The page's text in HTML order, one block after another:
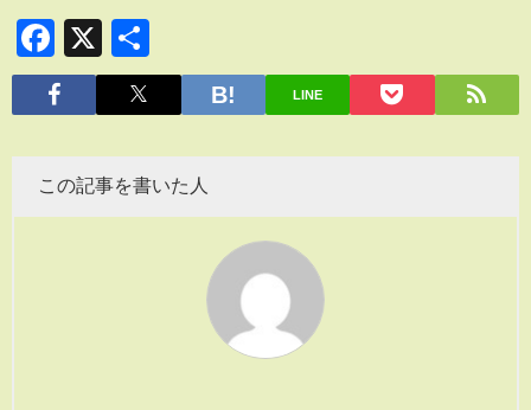
Facebook
X
有
LINE
この記事を書いた人